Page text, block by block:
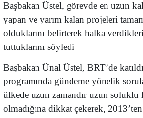
Başbakan Üstel, görevde en uzun
yapan ve yarım kalan projeleri
olduklarını belirterek halka
tuttuklarını söyledi
Başbakan Ünal Üstel, BRT’de
programında gündeme yönelik
ülkede uzun zamandır uzun soluklu
olmadığına dikkat çekerek,